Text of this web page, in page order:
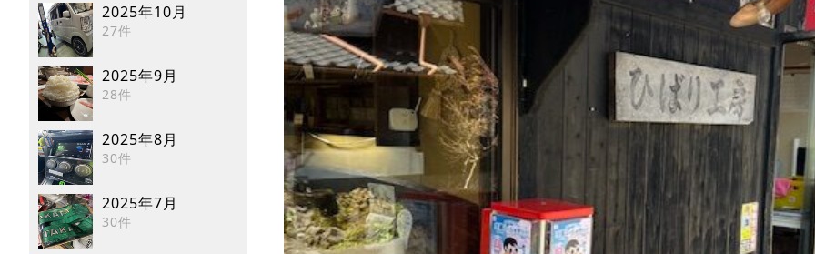
2025年10月
27件
2025年9月
28件
2025年8月
30件
2025年7月
30件